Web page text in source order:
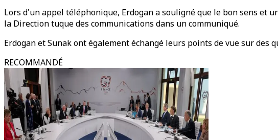
Lors d'un appel téléphonique, Erdogan a souligné que le bon sens
la Direction tuque des communications dans un communiqué.
Erdogan et Sunak ont également échangé leurs points de vue sur des
RECOMMANDÉ